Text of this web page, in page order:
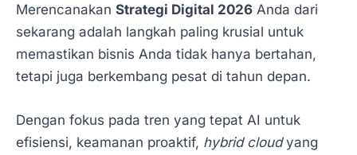
Merencanakan Strategi Digital 2026 Anda dari
sekarang adalah langkah paling krusial untuk
memastikan bisnis Anda tidak hanya bertahan,
tetapi juga berkembang pesat di tahun depan.
Dengan fokus pada tren yang tepat AI untuk
efisiensi, keamanan proaktif, hybrid cloudyang